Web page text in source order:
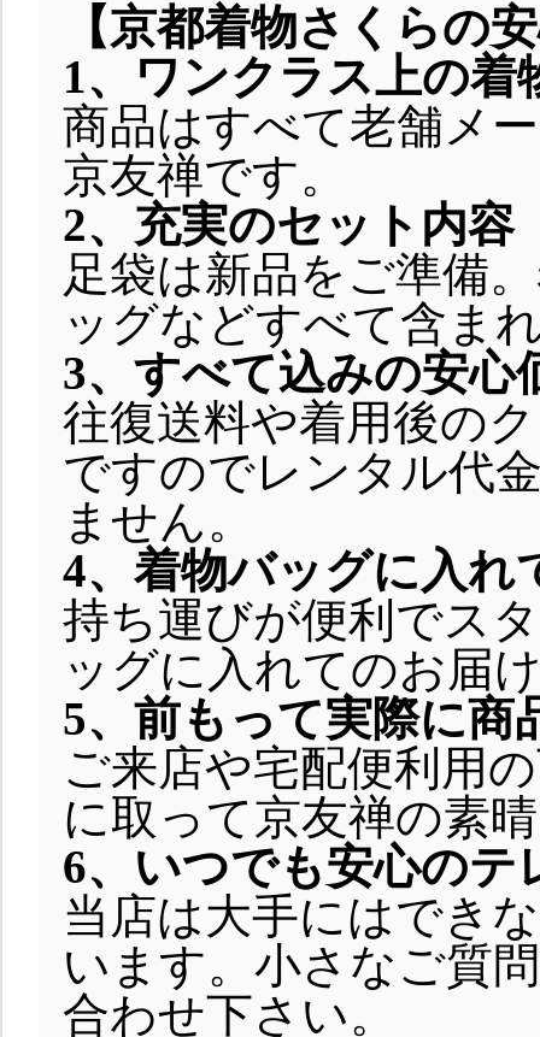
【京都着物さくら
1、ワンクラス上の着
商品はすべて老舗メ
京友禅です。
2、充実のセット内容
足袋は新品をご準備。
ッグなどすべて含ま
3、すべて込みの安心
往復送料や着用後の
ですのでレンタル代
ません。
4、着物バッグに入れ
持ち運びが便利でス
ッグに入れてのお届
5、前もって実際に商
ご来店や宅配便利用
に取って京友禅の素
6、いつでも安心のテ
当店は大手にはでき
います。小さなご質
合わせ下さい。